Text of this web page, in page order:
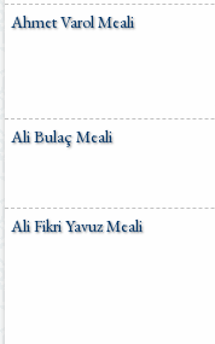
Ahmet Varol Meali
Ali Bulaç Meali
Ali Fikri Yavuz Meali